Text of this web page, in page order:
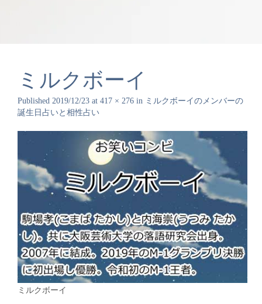
ミルクボーイ
Published 2019/12/23 at 417 × 276 in ミルクボーイのメンバーの
誕生日占いと相性占い
ミルクボーイ